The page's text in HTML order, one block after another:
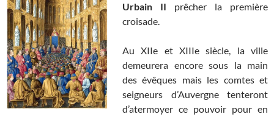
Urbain II prêcher la première
croisade.
Au XIIe et XIIIe siècle, la ville
demeurera encore sous la main
des évêques mais les comtes et
seigneurs d’Auvergne tenteront
d’atermoyer ce pouvoir pour en